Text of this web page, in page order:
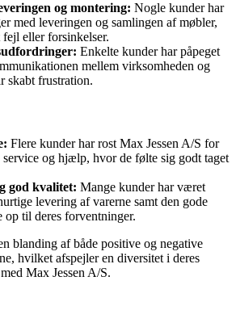
og montering: Nogle kunder har
med leveringen og samlingen af møbler,
eller forsinkelser.
Enkelte kunder har påpeget
mellem virksomheden og
skabt frustration.
Flere kunder har rost Max Jessen A/S for
service og hjælp, hvor de følte sig godt taget
god kvalitet: Mange kunder har været
levering af varerne samt den gode
op til deres forventninger.
blanding af både positive og negative
hvilket afspejler en diversitet i deres
Max Jessen A/S.